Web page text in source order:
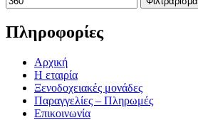
Πληροφορίες
Αρχική
Η εταιρία
Ξενοδοχειακές μονάδες
Παραγγελίες – Πληρωμές
Επικοινωνία